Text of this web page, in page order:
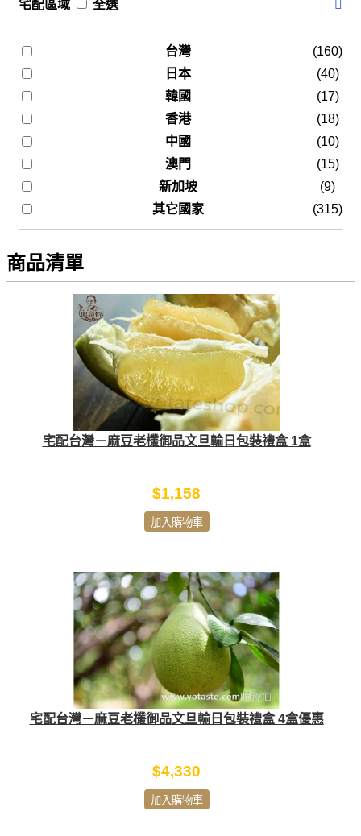
宅配區域 全選
台灣
(160)
日本
(40)
韓國
(17)
香港
(18)
中國
(10)
澳門
(15)
新加坡
(9)
其它國家
(315)
商品清單
宅配台灣－麻豆老欉御品文旦輸日包裝禮盒 1盒
$1,158
加入購物車
宅配台灣－麻豆老欉御品文旦輸日包裝禮盒 4盒優惠
$4,330
加入購物車